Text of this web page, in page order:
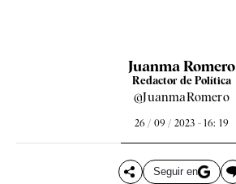
Juanma Romero
Redactor de Política
@JuanmaRomero
26 / 09 / 2023 - 16: 19
Seguir en